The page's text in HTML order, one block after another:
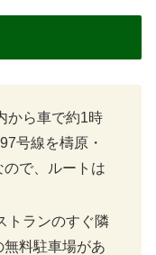
から車で約1時
号線を檮原・
で、ルートは
トランのすぐ隣
料駐車場があ